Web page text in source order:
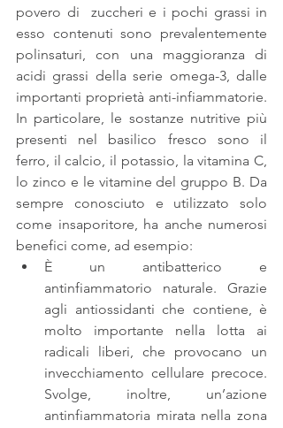
povero di  zuccheri e i pochi grassi in
esso contenuti sono prevalentemente
polinsaturi, con una maggioranza di
acidi grassi della serie omega-3, dalle
importanti proprietà anti-infiammatorie.
In particolare, le sostanze nutritive più
presenti nel basilico fresco sono il
ferro, il calcio, il potassio, la vitamina C,
lo zinco e le vitamine del gruppo B. Da
sempre conosciuto e utilizzato solo
come insaporitore, ha anche numerosi
benefici come, ad esempio:
È un antibatterico e
antinfiammatorio naturale. Grazie
agli antiossidanti che contiene, è
molto importante nella lotta ai
radicali liberi, che provocano un
invecchiamento cellulare precoce.
Svolge, inoltre, un’azione
antinfiammatoria mirata nella zona